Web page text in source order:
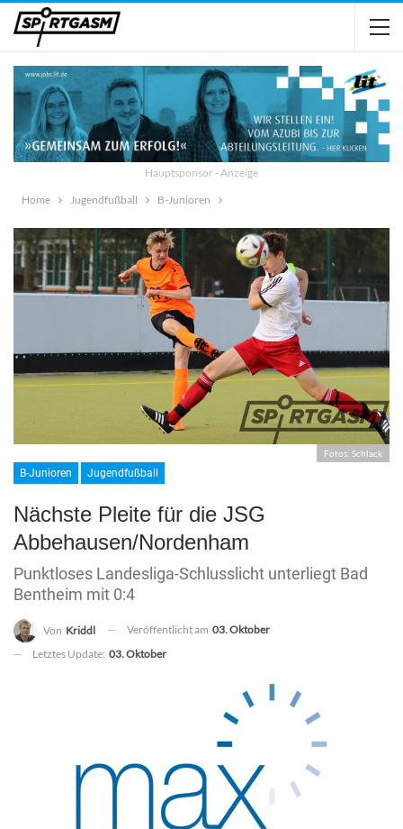
Hauptsponsor - Anzeige
Home
Jugendfußball B-Junioren
Fotos: Schlack
B-Junioren Jugendfußball
Nächste Pleite für die JSG
Abbehausen/Nordenham
Punktloses Landesliga-Schlusslicht unterliegt Bad
Bentheim mit 0:4
Von Kriddl Veröffentlicht am 03. Oktober
Letztes Update: 03. Oktober